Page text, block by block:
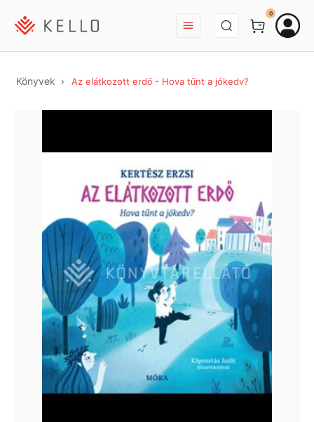
BEJELENTKEZÉS
0
Könyvek Az elátkozott erdő - Hova tűnt a jókedv?